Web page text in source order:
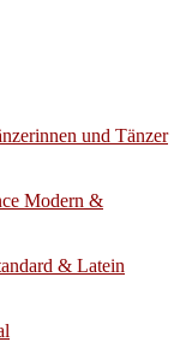
und Tänzer
Modern &
& Latein